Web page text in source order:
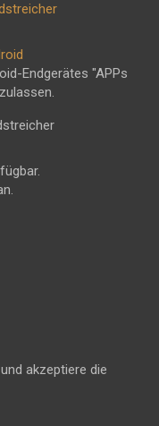
Endgerätes "APPs
akzeptiere die